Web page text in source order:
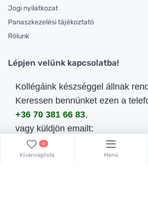
Jogi nyilatkozat
Panaszkezelési tájékoztató
Rólunk
Lépjen velünk kapcsolatba!
Kollégáink készséggel állnak
Keressen bennünket ezen a
+36 70 381 66 83,
vagy küldjön emailt:
lachemhood@gmail.com
0
Kívánságlista Menü